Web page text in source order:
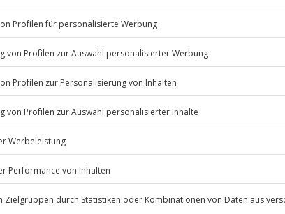
Absprache mit dem
Listenansicht